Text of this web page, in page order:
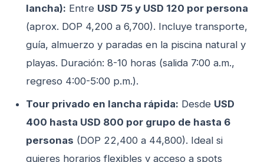
lancha): Entre USD 75 y USD 120 por persona
(aprox. DOP 4,200 a 6,700). Incluye transporte,
guía, almuerzo y paradas en la piscina natural y
playas. Duración: 8-10 horas (salida 7:00 a.m.,
regreso 4:00-5:00 p.m.).
Tour privado en lancha rápida: Desde USD
400 hasta USD 800 por grupo de hasta 6
personas (DOP 22,400 a 44,800). Ideal si
quieres horarios flexibles y acceso a spots